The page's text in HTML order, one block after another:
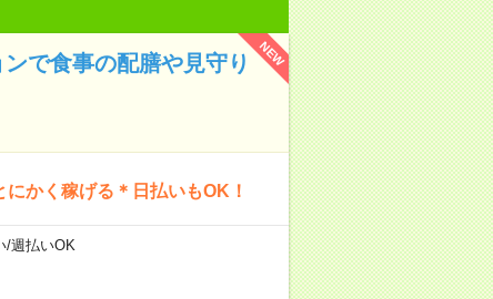
NEW
で食事の配膳や見守り
かく稼げる＊日払いもOK！
週払いOK